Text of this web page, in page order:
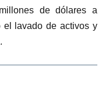
de dólares a
el lavado de activos y